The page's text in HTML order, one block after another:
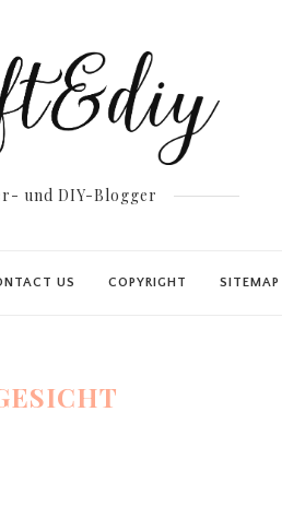
und DIY-Blogger
US COPYRIGHT SITEMAP